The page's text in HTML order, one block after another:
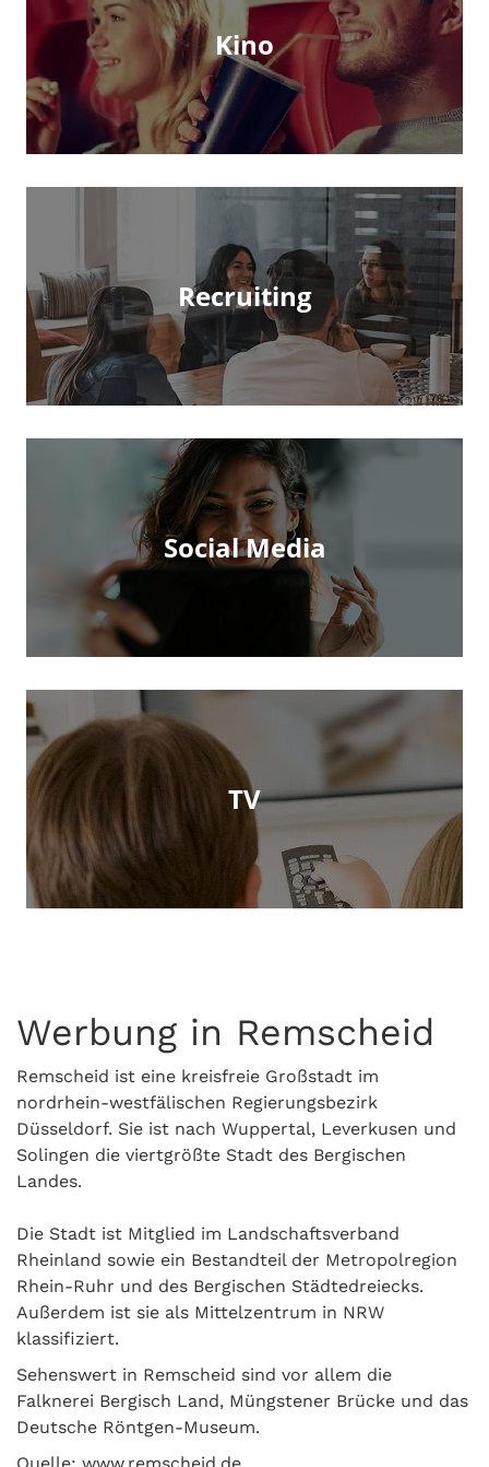
Kino
Recruiting
Social Media
TV
Werbung in Remscheid
Remscheid ist eine kreisfreie Großstadt im
nordrhein-westfälischen Regierungsbezirk
Düsseldorf. Sie ist nach Wuppertal, Leverkusen und
Solingen die viertgrößte Stadt des Bergischen
Landes.
Die Stadt ist Mitglied im Landschaftsverband
Rheinland sowie ein Bestandteil der Metropolregion
Rhein-Ruhr und des Bergischen Städtedreiecks.
Außerdem ist sie als Mittelzentrum in NRW
klassifiziert.
Sehenswert in Remscheid sind vor allem die
Falknerei Bergisch Land, Müngstener Brücke und das
Deutsche Röntgen-Museum.